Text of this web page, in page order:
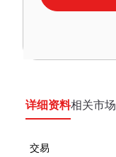
详细资料相关市场